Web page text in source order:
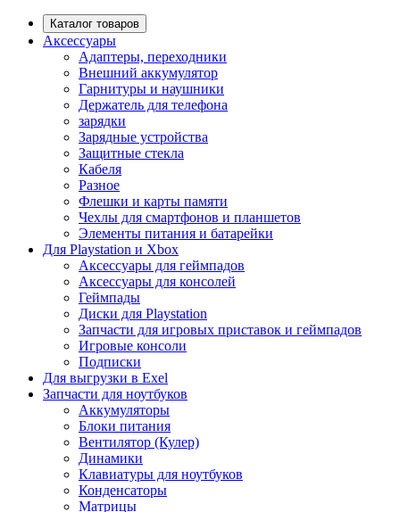
Каталог товаров
Аксессуары
Адаптеры, переходники
Внешний аккумулятор
Гарнитуры и наушники
Держатель для телефона
зарядки
Зарядные устройства
Защитные стекла
Кабеля
Разное
Флешки и карты памяти
Чехлы для смартфонов и планшетов
Элементы питания и батарейки
Для Playstation и Xbox
Аксессуары для геймпадов
Аксессуары для консолей
Геймпады
Диски для Playstation
Запчасти для игровых приставок и геймпадов
Игровые консоли
Подписки
Для выгрузки в Exel
Запчасти для ноутбуков
Аккумуляторы
Блоки питания
Вентилятор (Кулер)
Динамики
Клавиатуры для ноутбуков
Конденсаторы
Матрицы